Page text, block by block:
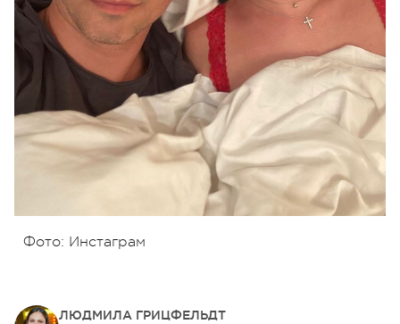
Фото: Инстаграм
ЛЮДМИЛА ГРИЦФЕЛЬДТ